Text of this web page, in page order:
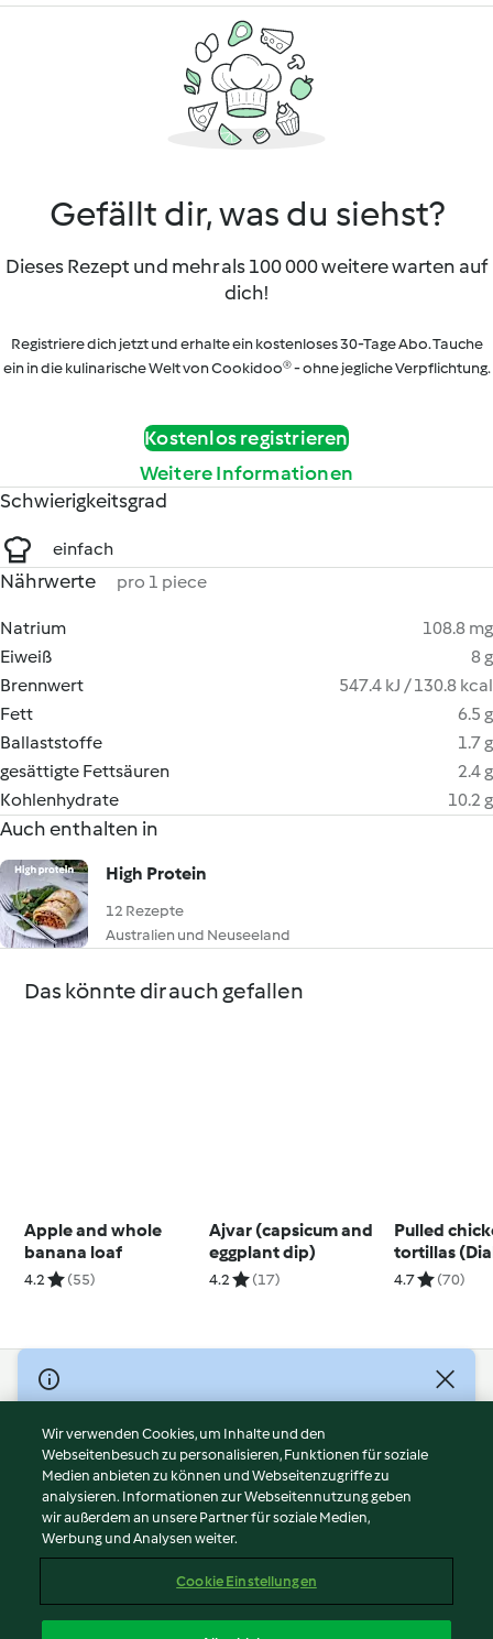
Gefällt dir, was du siehst?
Dieses Rezept und mehr als 100 000 weitere warten auf
dich!
Registriere dich jetzt und erhalte ein kostenloses 30-Tage Abo. Tauche
ein in die kulinarische Welt von Cookidoo® - ohne jegliche Verpflichtung.
Kostenlos registrieren
Weitere Informationen
Schwierigkeitsgrad
einfach
Nährwerte pro 1 piece
Natrium
108.8 mg
Eiweiß
8 g
Brennwert
547.4 kJ / 130.8 kcal
Fett
6.5 g
Ballaststoffe
1.7 g
gesättigte Fettsäuren
2.4 g
Kohlenhydrate
10.2 g
Auch enthalten in
High Protein
12 Rezepte
Australien und Neuseeland
Das könnte dir auch gefallen
Apple and whole
banana loaf
4.2 (55)
Ajvar (capsicum and
eggplant dip)
4.2 (17)
Pulled
tortillas
4.7 (70)
© Copyright 2026
Nutzungsbedingungen
Datenschutzrichtlinien
Disclaimer
Impressum
Cookies
Abo kündigen
Wir verwenden Cookies, um Inhalte und den
Webseitenbesuch zu personalisieren, Funktionen für soziale
Medien anbieten zu können und Webseitenzugriffe zu
analysieren. Informationen zur Webseitennutzung geben
wir außerdem an unsere Partner für soziale Medien,
Werbung und Analysen weiter.
Cookie Einstellungen